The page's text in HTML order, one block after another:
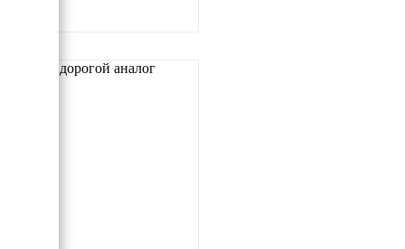
Самый дорогой аналог